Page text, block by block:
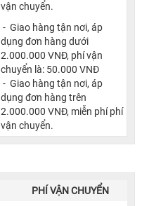
vận chuyển.
- Giao hàng tận nơi, áp
dụng đơn hàng dưới
2.000.000 VNĐ, phí vận
chuyển là: 50.000 VNĐ
- Giao hàng tận nơi, áp
dụng đơn hàng trên
2.000.000 VNĐ, miễn phí phí
vận chuyển.
PHÍ VẬN CHUYỂN